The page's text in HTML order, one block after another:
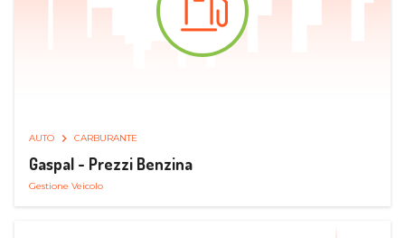
AUTO CARBURANTE
Gaspal - Prezzi Benzina
Gestione Veicolo